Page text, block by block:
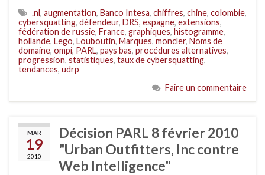
.nl, augmentation, Banco Intesa, chiffres, chine, colombie,
cybersquatting, défendeur, DRS, espagne, extensions,
fédération de russie, France, graphiques, histogramme,
hollande, Lego, Louboutin, Marques, moncler, Noms de
domaine, ompi, PARL, pays bas, procédures alternatives,
progression, statistiques, taux de cybersquatting,
tendances, udrp
Faire un commentaire
MAR
19
2010
Décision PARL 8 février 2010
"Urban Outfitters, Inc contre
Web Intelligence"